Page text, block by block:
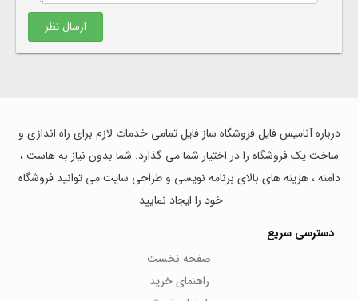
ارسال نظر
درباره آنامیس فایل فروشگاه ساز فایل تمامی خدمات لازم برای راه اندازی و
ساخت یک فروشگاه را در اختیار شما می گذارد. شما بدون نیاز به هاست ،
دامنه ، هزینه های بالای برنامه نویسی و طراحی سایت می توانید فروشگاه
خود را ایجاد نمایید
دسترسی سریع
صفحه نخست
راهنمای خرید